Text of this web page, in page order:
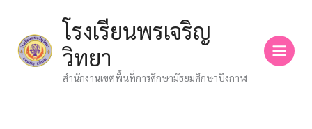
content
โรงเรียนพรเจริญ
วิทยา
สำนักงานเขตพื้นที่การศึกษามัธยมศึกษาบึงกาฬ